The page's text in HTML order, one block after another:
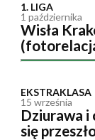
1. LIGA
1 października
Wisła
EKSTRAKLASA
15 września
Dziurawa i
się